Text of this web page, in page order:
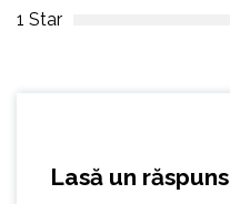
1 Star
Lasă un răspuns